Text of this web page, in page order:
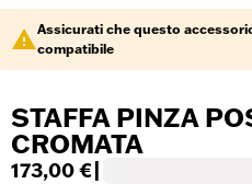
Assicurati che questo
compatibile
STAFFA PINZA
CROMATA
173,00 €